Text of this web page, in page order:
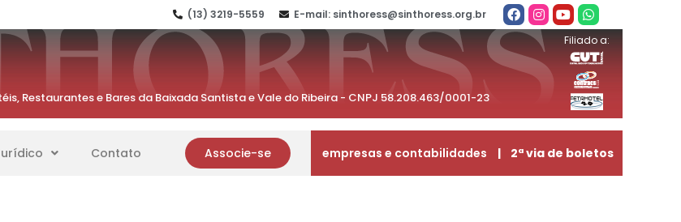
(13) 3219-5559 E-mail: sinthoress@sinthoress.org.br
Restaurantes e Bares da Baixada Santista e Vale do Ribeira - CNPJ 58.208.463/0001-23
Filiado a:
Contato Associe-se empresas e contabilidades | 2ª via de boletos